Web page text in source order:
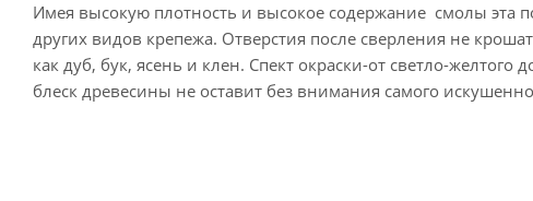
Имея высокую плотность и высокое содержание смолы эта
других видов крепежа. Отверстия после сверления не
как дуб, бук, ясень и клен. Спект окраски-от светло-
блеск древесины не оставит без внимания самого